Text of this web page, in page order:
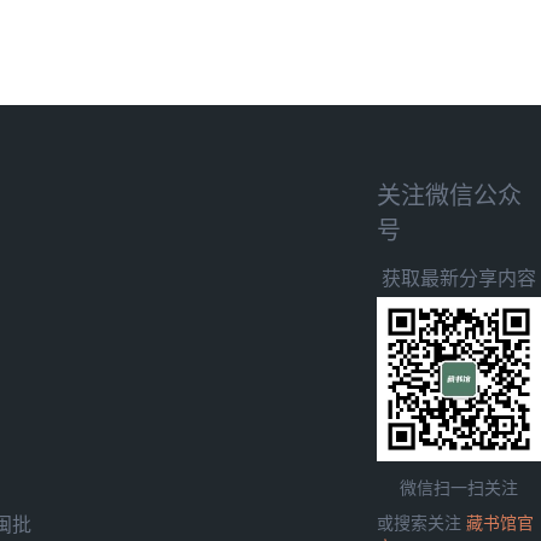
批
关注微信公众
号
获取最新分享内容
微信扫一扫关注
或搜索关注 藏书馆官